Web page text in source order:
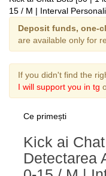
15 / M | Interval
Deposit funds, one-
are available only for
If you didn't find the
I will support you in tg
Ce primești
Kick ai
Detectarea